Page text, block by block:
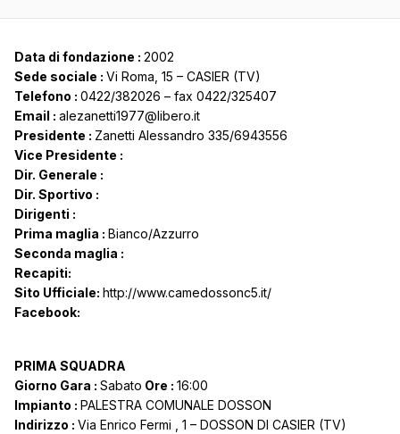
Data di fondazione : 2002
Sede sociale : Vi Roma, 15 – CASIER (TV)
Telefono : 0422/382026 – fax 0422/325407
Email : alezanetti1977@libero.it
Presidente : Zanetti Alessandro 335/6943556
Vice Presidente :
Dir. Generale :
Dir. Sportivo :
Dirigenti :
Prima maglia : Bianco/Azzurro
Seconda maglia :
Recapiti:
Sito Ufficiale: http://www.camedossonc5.it/
Facebook:
PRIMA SQUADRA
Giorno Gara : Sabato Ore : 16:00
Impianto : PALESTRA COMUNALE DOSSON
Indirizzo : Via Enrico Fermi , 1 – DOSSON DI CASIER (TV)